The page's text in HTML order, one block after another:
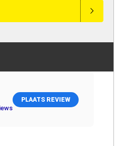
PLAATS REVIEW